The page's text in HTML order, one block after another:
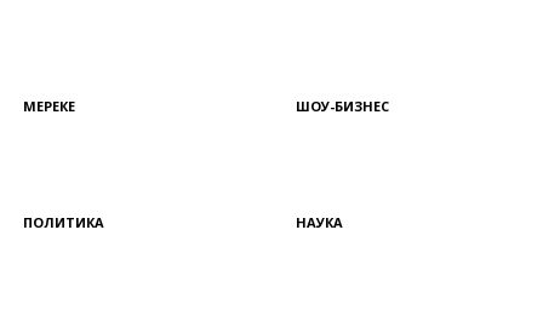
МЕРЕКЕ ШОУ-БИЗНЕС
ПОЛИТИКА НАУКА